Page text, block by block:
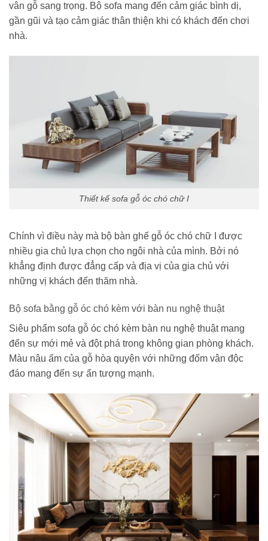
vân gỗ sang trọng. Bộ sofa mang đến cảm giác bình dị,
gần gũi và tạo cảm giác thân thiện khi có khách đến chơi
nhà.
Thiết kế sofa gỗ óc chó chữ I
Chính vì điều này mà bộ bàn ghế gỗ óc chó chữ I được
nhiều gia chủ lựa chọn cho ngôi nhà của mình. Bởi nó
khẳng định được đẳng cấp và địa vị của gia chủ với
những vị khách đến thăm nhà.
Bộ sofa bằng gỗ óc chó kèm với bàn nu nghệ thuật
Siêu phẩm sofa gỗ óc chó kèm bàn nu nghệ thuật mang
đến sự mới mẻ và đột phá trong không gian phòng khách.
Màu nâu ấm của gỗ hòa quyện với những đốm vân độc
đáo mang đến sự ấn tượng mạnh.